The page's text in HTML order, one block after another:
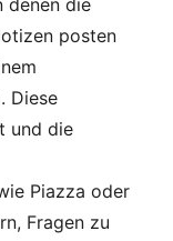
denen die
posten
Diese
und die
Piazza oder
Fragen zu